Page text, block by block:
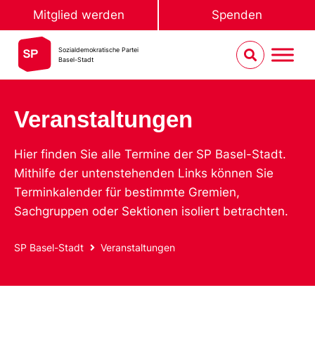
Mitglied werden Spenden
Sozialdemokratische Partei
Basel-Stadt
Veranstaltungen
Hier finden Sie alle Termine der SP Basel-Stadt.
Mithilfe der untenstehenden Links können Sie
Terminkalender für bestimmte Gremien,
Sachgruppen oder Sektionen isoliert betrachten.
SP Basel-Stadt Veranstaltungen